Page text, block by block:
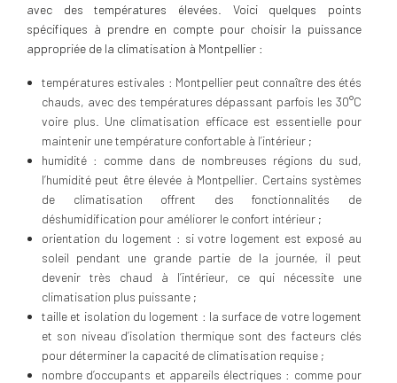
avec des températures élevées. Voici quelques points
spécifiques à prendre en compte pour choisir la puissance
appropriée de la climatisation à Montpellier :
températures estivales : Montpellier peut connaître des étés
chauds, avec des températures dépassant parfois les 30°C
voire plus. Une climatisation efficace est essentielle pour
maintenir une température confortable à l’intérieur ;
humidité : comme dans de nombreuses régions du sud,
l’humidité peut être élevée à Montpellier. Certains systèmes
de climatisation offrent des fonctionnalités de
déshumidification pour améliorer le confort intérieur ;
orientation du logement : si votre logement est exposé au
soleil pendant une grande partie de la journée, il peut
devenir très chaud à l’intérieur, ce qui nécessite une
climatisation plus puissante ;
taille et isolation du logement : la surface de votre logement
et son niveau d’isolation thermique sont des facteurs clés
pour déterminer la capacité de climatisation requise ;
nombre d’occupants et appareils électriques : comme pour